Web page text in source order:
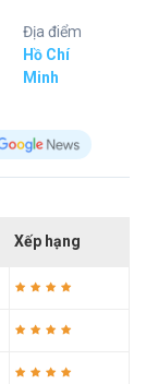
Địa điểm
Hồ Chí
Minh
Xếp hạng